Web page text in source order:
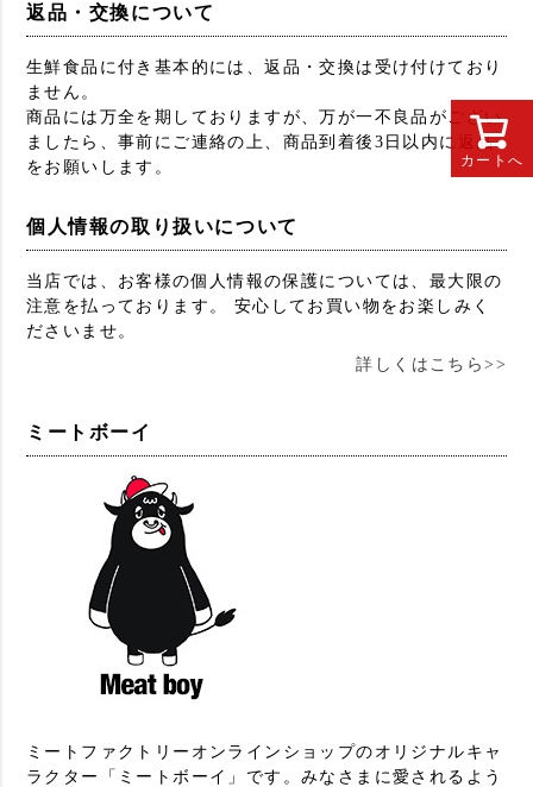
カートへ
返品・交換について
生鮮食品に付き基本的には、返品・交換は受け付けており
ません。
商品には万全を期しておりますが、万が一不良品がござい
ましたら、事前にご連絡の上、商品到着後3日以内に返品
をお願いします。
個人情報の取り扱いについて
当店では、お客様の個人情報の保護については、最大限の
注意を払っております。 安心してお買い物をお楽しみく
ださいませ。
詳しくはこちら>>
ミートボーイ
ミートファクトリーオンラインショップのオリジナルキャ
ラクター「ミートボーイ」です。みなさまに愛されるよう